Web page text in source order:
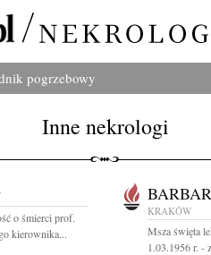
pogrzebowy
Inne nekrologi
o śmierci prof.
kierownika...
KRAKÓW
Msza święta
1.03.1956 r. -